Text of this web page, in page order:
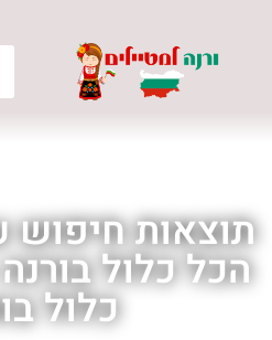
תוצאות חיפוש
הכל כלול
כלול